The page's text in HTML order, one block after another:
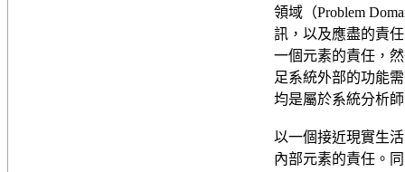
領域（Problem
訊，以及應盡的責
一個元素的責任，
足系統外部的功能
均是屬於系統分析
以一個接近現實生
內部元素的責任。